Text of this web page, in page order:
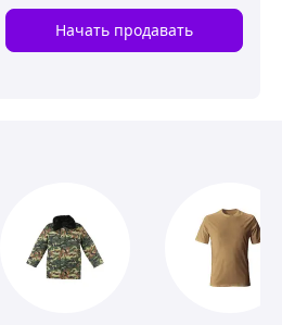
Начать продавать